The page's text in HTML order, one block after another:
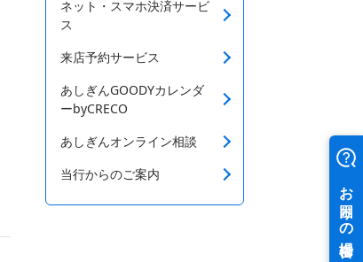
ネット・スマホ決済サービ
ス
来店予約サービス
あしぎんGOODYカレンダ
ーbyCRECO
あしぎんオンライン相談
当行からのご案内